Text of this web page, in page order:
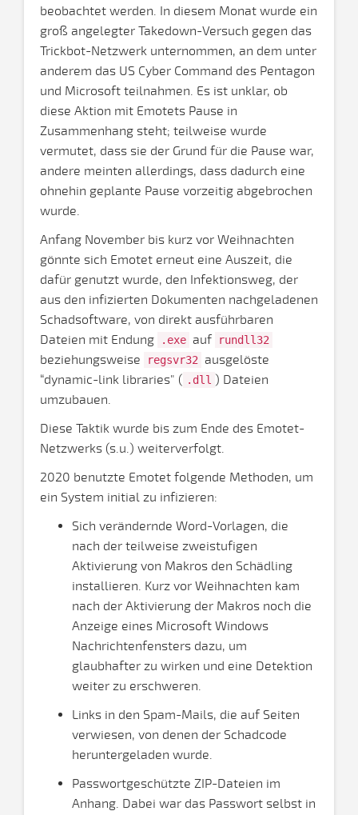
beobachtet werden. In diesem Monat wurde ein
groß angelegter Takedown-Versuch gegen das
Trickbot-Netzwerk unternommen, an dem unter
anderem das US Cyber Command des Pentagon
und Microsoft teilnahmen. Es ist unklar, ob
diese Aktion mit Emotets Pause in
Zusammenhang steht; teilweise wurde
vermutet, dass sie der Grund für die Pause war,
andere meinten allerdings, dass dadurch eine
ohnehin geplante Pause vorzeitig abgebrochen
wurde.
Anfang November bis kurz vor Weihnachten
gönnte sich Emotet erneut eine Auszeit, die
dafür genutzt wurde, den Infektionsweg, der
aus den infizierten Dokumenten nachgeladenen
Schadsoftware, von direkt ausführbaren
Dateien mit Endung
.exe auf rundll32
beziehungsweise regsvr32
ausgelöste
“dynamic-link libraries" ( .dll ) Dateien
umzubauen.
Diese Taktik wurde bis zum Ende des Emotet-
Netzwerks (s.u.) weiterverfolgt.
2020 benutzte Emotet folgende Methoden, um
ein System initial zu infizieren:
Sich verändernde Word-Vorlagen, die
nach der teilweise zweistufigen
Aktivierung von Makros den Schädling
installieren. Kurz vor Weihnachten kam
nach der Aktivierung der Makros noch die
Anzeige eines Microsoft Windows
Nachrichtenfensters dazu, um
glaubhafter zu wirken und eine Detektion
weiter zu erschweren.
Links in den Spam-Mails, die auf Seiten
verwiesen, von denen der Schadcode
heruntergeladen wurde.
Passwortgeschützte ZIP-Dateien im
Anhang. Dabei war das Passwort selbst in